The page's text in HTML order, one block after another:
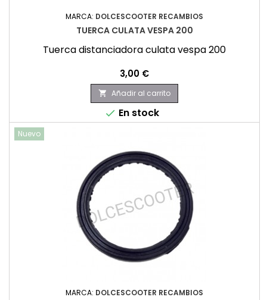
MARCA: DOLCESCOOTER RECAMBIOS
TUERCA CULATA VESPA 200
Tuerca distanciadora culata vespa 200
Precio
3,00 €
 Añadir al carrito
 En stock
Nuevo
MARCA: DOLCESCOOTER RECAMBIOS